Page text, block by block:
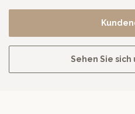
Sehen Sie sich